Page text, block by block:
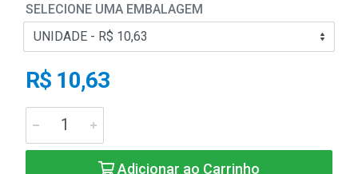
SELECIONE UMA EMBALAGEM
R$ 10,63
Adicionar ao Carrinho